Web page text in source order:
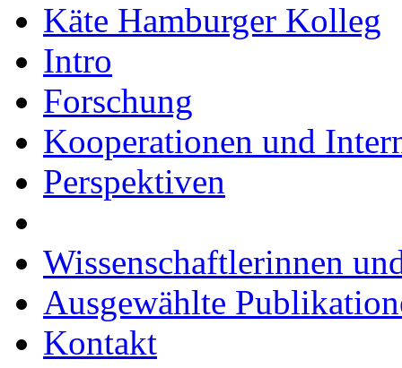
Käte Hamburger Kolleg
Intro
Forschung
Kooperationen und
Perspektiven
Wissenschaftlerinnen
Ausgewählte
Kontakt